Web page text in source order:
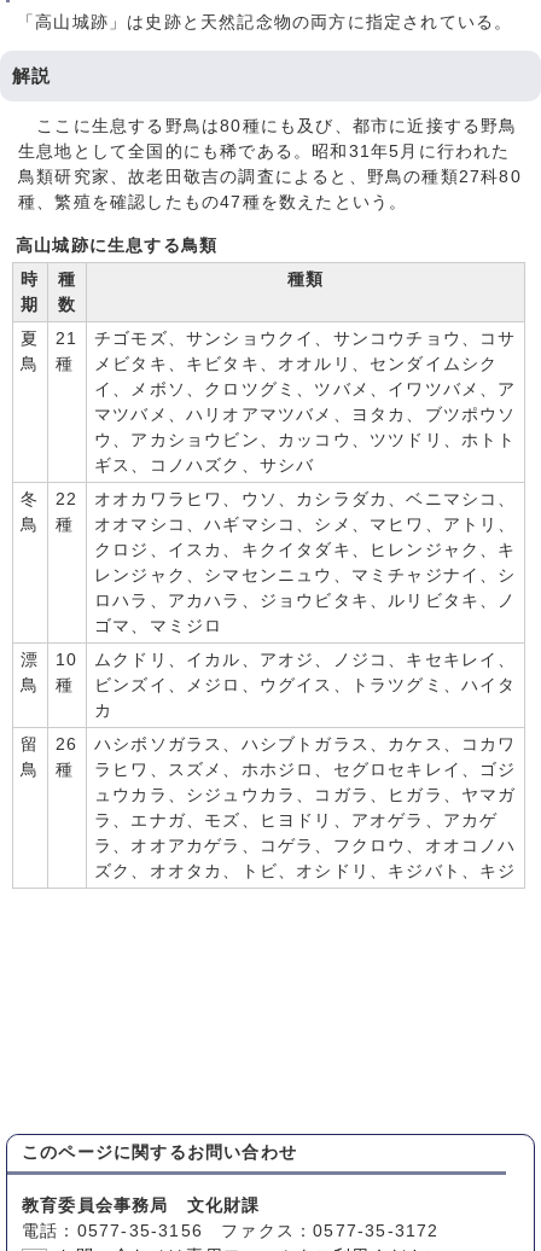
「高山城跡」は史跡と天然記念物の両方に指定されている。
解説
ここに生息する野鳥は80種にも及び、都市に近接する野鳥
生息地として全国的にも稀である。昭和31年5月に行われた
鳥類研究家、故老田敬吉の調査によると、野鳥の種類27科80
種、繁殖を確認したもの47種を数えたという。
高山城跡に生息する鳥類
時
期
種
数
種類
夏
鳥
21
種
チゴモズ、サンショウクイ、サンコウチョウ、コサ
メビタキ、キビタキ、オオルリ、センダイムシク
イ、メボソ、クロツグミ、ツバメ、イワツバメ、ア
マツバメ、ハリオアマツバメ、ヨタカ、ブツポウソ
ウ、アカショウビン、カッコウ、ツツドリ、ホトト
ギス、コノハズク、サシバ
冬
鳥
22
種
オオカワラヒワ、ウソ、カシラダカ、ベニマシコ、
オオマシコ、ハギマシコ、シメ、マヒワ、アトリ、
クロジ、イスカ、キクイタダキ、ヒレンジャク、キ
レンジャク、シマセンニュウ、マミチャジナイ、シ
ロハラ、アカハラ、ジョウビタキ、ルリビタキ、ノ
ゴマ、マミジロ
漂
鳥
10
種
ムクドリ、イカル、アオジ、ノジコ、キセキレイ、
ビンズイ、メジロ、ウグイス、トラツグミ、ハイタ
カ
留
鳥
26
種
ハシボソガラス、ハシブトガラス、カケス、コカワ
ラヒワ、スズメ、ホホジロ、セグロセキレイ、ゴジ
ュウカラ、シジュウカラ、コガラ、ヒガラ、ヤマガ
ラ、エナガ、モズ、ヒヨドリ、アオゲラ、アカゲ
ラ、オオアカゲラ、コゲラ、フクロウ、オオコノハ
ズク、オオタカ、トビ、オシドリ、キジバト、キジ
このページに関する お問い合わせ
教育委員会事務局 文化財課
電話：0577-35-3156 ファクス：0577-35-3172